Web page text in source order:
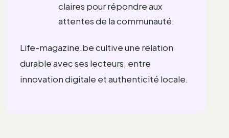
claires pour répondre aux
attentes de la communauté.
Life-magazine.be cultive une relation
durable avec ses lecteurs, entre
innovation digitale et authenticité locale.